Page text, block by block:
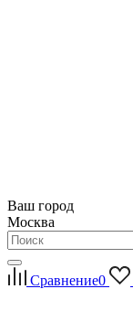
Ваш город
Москва
Сравнение0